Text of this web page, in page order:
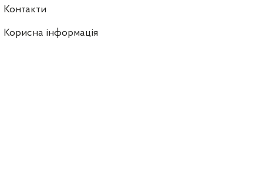
Контакти
Корисна інформація